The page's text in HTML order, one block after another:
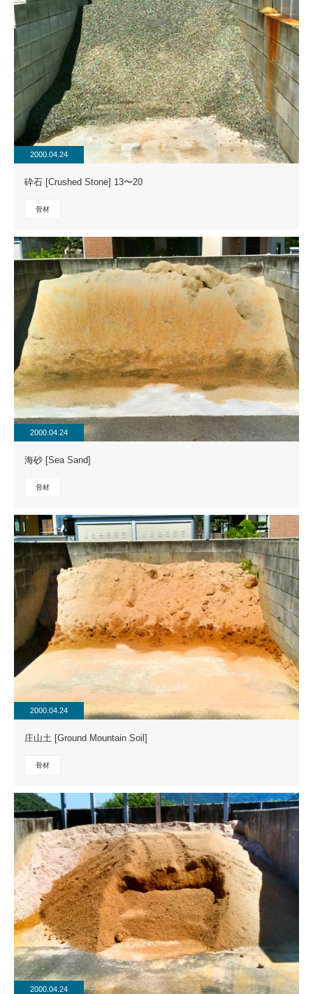
2000.04.24
砕石 [Crushed Stone] 13〜20
骨材
2000.04.24
海砂 [Sea Sand]
骨材
2000.04.24
庄山土 [Ground Mountain Soil]
骨材
2000.04.24